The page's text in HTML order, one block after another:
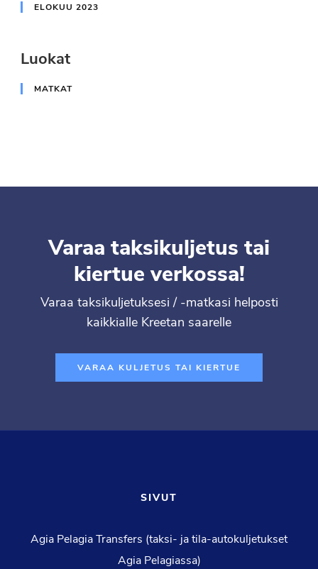
ELOKUU 2023
Luokat
MATKAT
Varaa taksikuljetus tai
kiertue verkossa!
Varaa taksikuljetuksesi / -matkasi helposti
kaikkialle Kreetan saarelle
VARAA KULJETUS TAI KIERTUE
SIVUT
Agia Pelagia Transfers (taksi- ja tila-autokuljetukset
Agia Pelagiassa)